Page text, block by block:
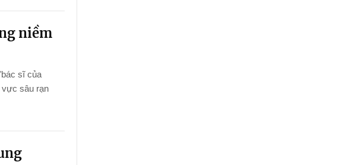
niềm
sĩ của
vực sâu rạn